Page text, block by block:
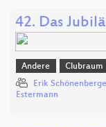
42. Das
Andere Clubraum
Erik
Estermann